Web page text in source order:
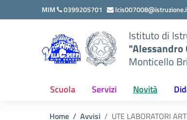
Vai ai contenuti
Vai al menu di navigazione
MIM 0399205701
Istituto di
"Alessandro
Monticello
Scuola Servizi Novità
Home Avvisi UTE LABORATORI